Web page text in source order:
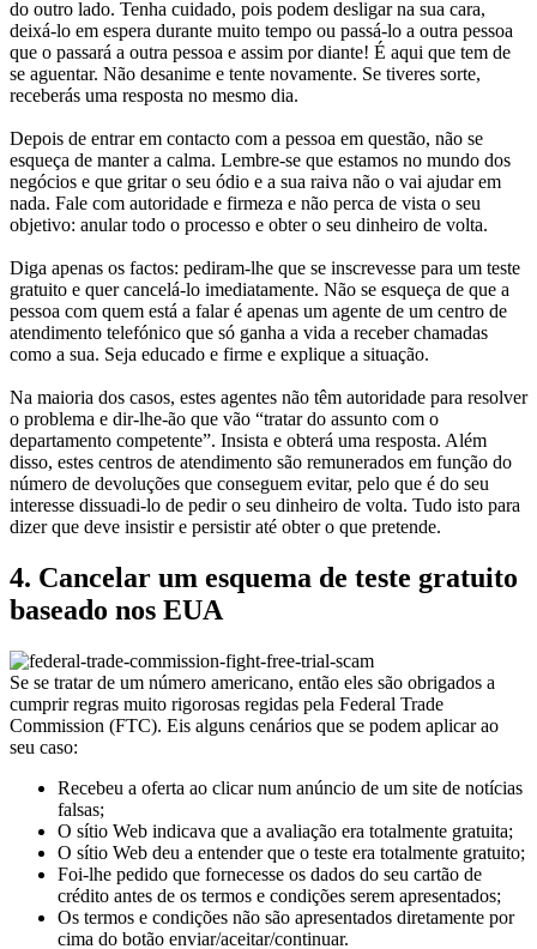
do outro lado. Tenha cuidado, pois podem desligar na sua cara,
deixá-lo em espera durante muito tempo ou passá-lo a outra pessoa
que o passará a outra pessoa e assim por diante! É aqui que tem de
se aguentar. Não desanime e tente novamente. Se tiveres sorte,
receberás uma resposta no mesmo dia.
Depois de entrar em contacto com a pessoa em questão, não se
esqueça de manter a calma. Lembre-se que estamos no mundo dos
negócios e que gritar o seu ódio e a sua raiva não o vai ajudar em
nada. Fale com autoridade e firmeza e não perca de vista o seu
objetivo: anular todo o processo e obter o seu dinheiro de volta.
Diga apenas os factos: pediram-lhe que se inscrevesse para um teste
gratuito e quer cancelá-lo imediatamente. Não se esqueça de que a
pessoa com quem está a falar é apenas um agente de um centro de
atendimento telefónico que só ganha a vida a receber chamadas
como a sua. Seja educado e firme e explique a situação.
Na maioria dos casos, estes agentes não têm autoridade para resolver
o problema e dir-lhe-ão que vão “tratar do assunto com o
departamento competente”. Insista e obterá uma resposta. Além
disso, estes centros de atendimento são remunerados em função do
número de devoluções que conseguem evitar, pelo que é do seu
interesse dissuadi-lo de pedir o seu dinheiro de volta. Tudo isto para
dizer que deve insistir e persistir até obter o que pretende.
4. Cancelar um esquema de teste gratuito
baseado nos EUA
Se se tratar de um número americano, então eles são obrigados a
cumprir regras muito rigorosas regidas pela Federal Trade
Commission (FTC). Eis alguns cenários que se podem aplicar ao
seu caso:
Recebeu a oferta ao clicar num anúncio de um site de notícias
falsas;
O sítio Web indicava que a avaliação era totalmente gratuita;
O sítio Web deu a entender que o teste era totalmente gratuito;
Foi-lhe pedido que fornecesse os dados do seu cartão de
crédito antes de os termos e condições serem apresentados;
Os termos e condições não são apresentados diretamente por
cima do botão enviar/aceitar/continuar.